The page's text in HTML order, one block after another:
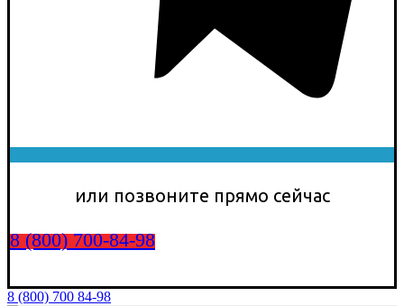
или позвоните прямо сейчас
8 (800) 700-84-98
8 (800) 700 84-98